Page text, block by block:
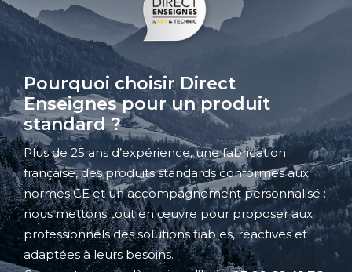
Pourquoi choisir Direct
Enseignes pour un produit
standard ?
Plus de 25 ans d’expérience, une fabrication
française, des produits standards conformes aux
normes CE et un accompagnement personnalisé :
nous mettons tout en œuvre pour proposer aux
professionnels des solutions fiables, réactives et
adaptées à leurs besoins.